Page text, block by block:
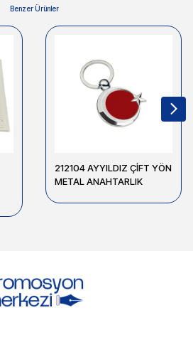
Benzer Ürünler
212104 AYYILDIZ ÇİFT YÖN
METAL ANAHTARLIK